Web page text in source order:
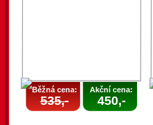
Běžná cena:
535,-
Akční cena:
450,-